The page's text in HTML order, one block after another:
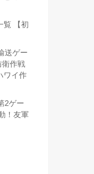
覧 【初
送ゲー
衛作戦
ワイ作
2ゲー
！友軍